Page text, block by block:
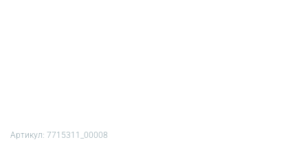
Артикул: 7715311_00008